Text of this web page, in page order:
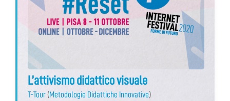
L’attivismo didattico visuale
T-Tour (Metodologie Didattiche Innovative)